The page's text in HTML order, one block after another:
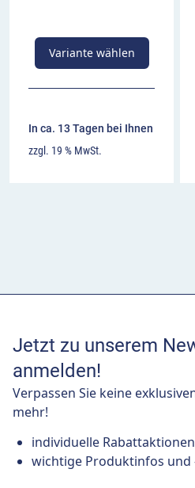
Variante wählen
In ca. 13 Tagen bei Ihnen
zzgl. 19 % MwSt.
Jetzt zu unserem
anmelden!
Verpassen Sie keine
mehr!
individuelle Rabattaktionen
wichtige Produktinfos und